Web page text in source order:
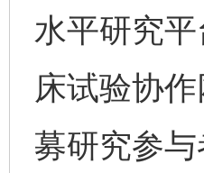
水平研究
床试验协
募研究参